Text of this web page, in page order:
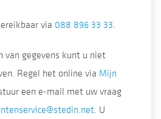
via 088 896 33 33.
van gegevens kunt u niet
Regel het online via Mijn
een e-mail met uw vraag
. U